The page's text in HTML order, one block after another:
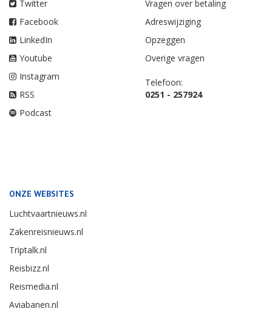
Twitter
Facebook
LinkedIn
Youtube
Instagram
RSS
Podcast
Vragen over betaling
Adreswijziging
Opzeggen
Overige vragen
Telefoon:
0251 - 257924
ONZE WEBSITES
Luchtvaartnieuws.nl
Zakenreisnieuws.nl
Triptalk.nl
Reisbizz.nl
Reismedia.nl
Aviabanen.nl